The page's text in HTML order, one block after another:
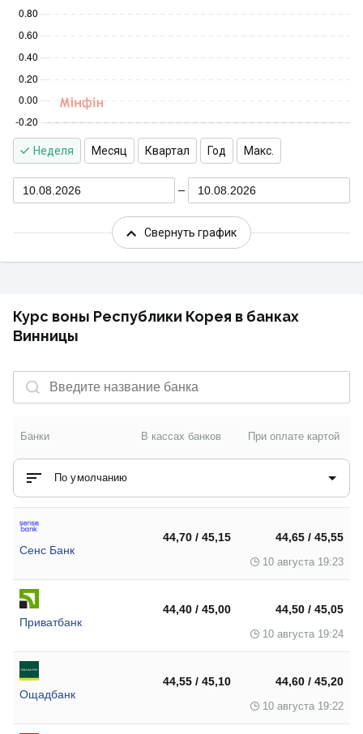
Неделя Месяц Квартал Год Макс.
10.08.2026 10.08.2026
Свернуть график
Курс воны Республики Корея в банках
Винницы
Банки В кассах банков При оплате картой
По умолчанию
Сенс Банк
44,70 / 45,15 44,65 / 45,55
10 августа 19:23
Приватбанк
44,40 / 45,00 44,50 / 45,05
10 августа 19:24
Ощадбанк
44,55 / 45,10 44,60 / 45,20
10 августа 19:22